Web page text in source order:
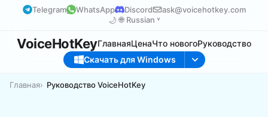
Telegram WhatsApp Discord ask@voicehotkey.com
🌙 🌐 Russian ˅
VoiceHotKeyГлавнаяЦенаЧто новогоРуководство
Скачать для Windows
Главная Руководство VoiceHotKey